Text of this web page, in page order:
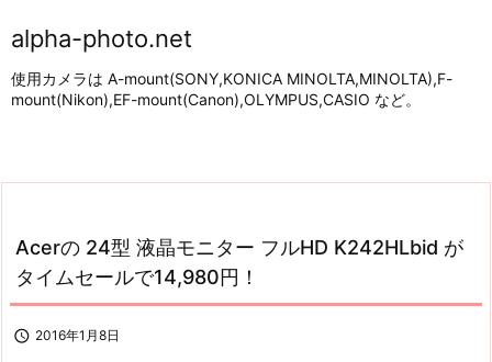
alpha-photo.net
使用カメラは A-mount(SONY,KONICA MINOLTA,MINOLTA),F-
mount(Nikon),EF-mount(Canon),OLYMPUS,CASIO など。
Acerの 24型 液晶モニター フルHD K242HLbid が
タイムセールで14,980円！
 2016年1月8日